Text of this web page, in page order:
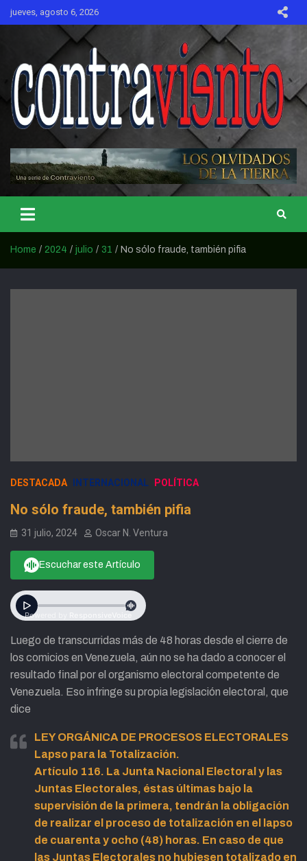
Skip
jueves, agosto 6, 2026
CONTRAVIENTO
Home 2024 julio 31 No sólo fraude, también pifia
DESTACADA INTERNACIONAL POLÍTICA
No sólo fraude, también pifia
31 julio, 2024 Oscar N. Ventura
Escuchar este Artículo
Luego de transcurridas más de 48 horas desde el cierre de
los comicios en Venezuela, aún no se ha dado a conocer el
resultado final por el organismo electoral competente de
Venezuela. Eso infringe su propia legislación electoral, que
dice
LEY ORGÁNICA DE PROCESOS ELECTORALES
Lapso para la Totalización.
Artículo 116. La Junta Nacional Electoral y las
Juntas Electorales, éstas últimas bajo la
supervisión de la primera, tendrán la obligación
de realizar el proceso de totalización en el lapso
de cuarenta y ocho (48) horas. En caso de que
las Juntas Electorales no hubiesen totalizado en